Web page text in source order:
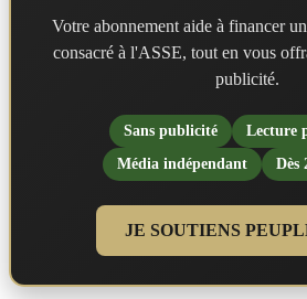
Votre abonnement aide à financer
consacré à l'ASSE, tout en vous
publicité.
Sans publicité
Lecture
Média indépendant
Dès
JE SOUTIENS